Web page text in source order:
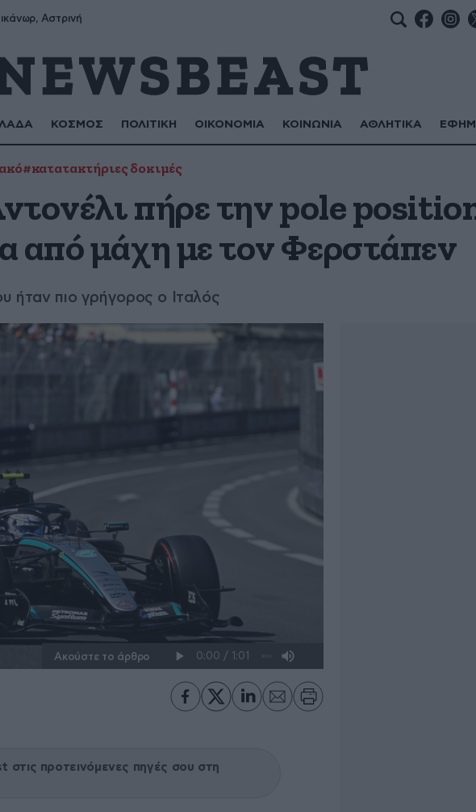
Αστρινή
ΚΟΣΜΟΣ ΠΟΛΙΤΙΚΗ ΟΙΚΟΝΟΜΙΑ ΚΟΙΝΩΝΙΑ ΑΘΛΗΤΙΚΑ
#κατατακτήριες δοκιμές
πήρε την pole
από μάχη με τον Φερστάπεν
ήταν πιο γρήγορος ο Ιταλός
Ακούστε το άρθρο
στις προτεινόμενες πηγές σου στη